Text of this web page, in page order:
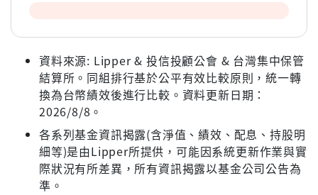
資料來源: Lipper & 投信投顧公會 & 台灣集中保管
結算所。同組排行基於公平有效比較原則，統一轉
換為台幣績效後進行比較。資料更新日期：
2026/8/8。
各系列基金資訊揭露(含淨值、績效、配息、持股明
細等)是由Lipper所提供，可能因系統更新作業與實
際狀況有所差異，所有資訊揭露以基金公司公告為
準。